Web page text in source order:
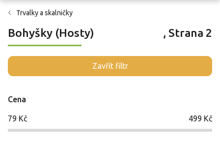
Trvalky a skalničky
Bohyšky (Hosty) , Strana 2
Zavřít filtr
Cena
79 Kč 499 Kč
V
ý
s
p